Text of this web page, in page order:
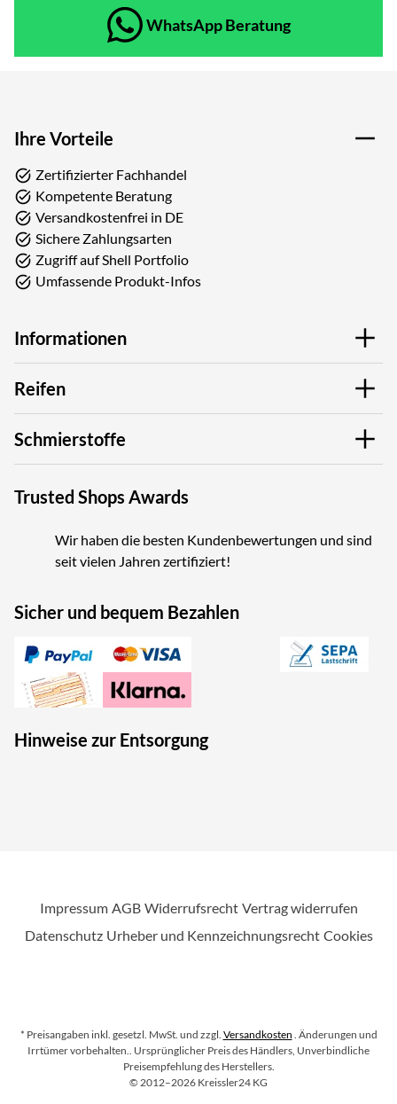
WhatsApp Beratung
Ihre Vorteile
Zertifizierter Fachhandel
Kompetente Beratung
Versandkostenfrei in DE
Sichere Zahlungsarten
Zugriff auf Shell Portfolio
Umfassende Produkt-Infos
Informationen
Reifen
Schmierstoffe
Trusted Shops Awards
Wir haben die besten Kundenbewertungen und sind
seit vielen Jahren zertifiziert!
Sicher und bequem Bezahlen
Hinweise zur Entsorgung
Impressum AGB Widerrufsrecht Vertrag widerrufen
Datenschutz Urheber und Kennzeichnungsrecht Cookies
* Preisangaben inkl. gesetzl. MwSt. und zzgl. Versandkosten . Änderungen und
Irrtümer vorbehalten.. Ursprünglicher Preis des Händlers, Unverbindliche
Preisempfehlung des Herstellers.
© Copyright
2012–2026 Kreissler24 KG